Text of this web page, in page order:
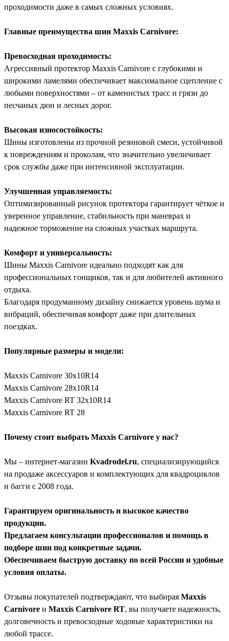
проходимости даже в самых сложных условиях.
Главные преимущества шин Maxxis Carnivore:
Превосходная проходимость:
Агрессивный протектор Maxxis Carnivore с глубокими и
широкими ламелями обеспечивает максимальное сцепление с
любыми поверхностями – от каменистых трасс и грязи до
песчаных дюн и лесных дорог.
Высокая износостойкость:
Шины изготовлены из прочной резиновой смеси, устойчивой
к повреждениям и проколам, что значительно увеличивает
срок службы даже при интенсивной эксплуатации.
Улучшенная управляемость:
Оптимизированный рисунок протектора гарантирует чёткое и
уверенное управление, стабильность при маневрах и
надежное торможение на сложных участках маршрута.
Комфорт и универсальность:
Шины Maxxis Carnivore идеально подходят как для
профессиональных гонщиков, так и для любителей активного
отдыха.
Благодаря продуманному дизайну снижается уровень шума и
вибраций, обеспечивая комфорт даже при длительных
поездках.
Популярные размеры и модели:
Maxxis Carnivore 30x10R14
Maxxis Carnivore 28x10R14
Maxxis Carnivore RT 32x10R14
Maxxis Carnivore RT 28
Почему стоит выбрать Maxxis Carnivore у нас?
Мы – интернет-магазин Kvadrodel.ru, специализирующийся
на продаже аксессуаров и комплектующих для квадроциклов
и багги с 2008 года.
Гарантируем оригинальность и высокое качество
продукции.
Предлагаем консультации профессионалов и помощь в
подборе шин под конкретные задачи.
Обеспечиваем быструю доставку по всей России и удобные
условия оплаты.
Отзывы покупателей подтверждают, что выбирая Maxxis
Carnivore и Maxxis Carnivore RT, вы получаете надежность,
долговечность и превосходные ходовые характеристики на
любой трассе.